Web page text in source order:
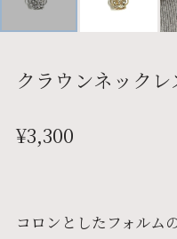
クラウンネックレ
¥3,300
コロンとしたフォルム